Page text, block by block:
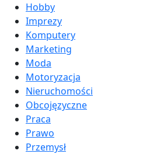
Hobby
Imprezy
Komputery
Marketing
Moda
Motoryzacja
Nieruchomości
Obcojęzyczne
Praca
Prawo
Przemysł